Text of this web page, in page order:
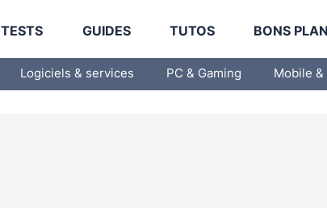
TESTS GUIDES TUTOS BONS
Logiciels & services PC & Gaming Mobile &